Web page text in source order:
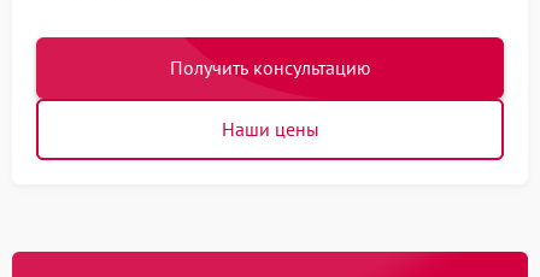
Получить консультацию
Наши цены